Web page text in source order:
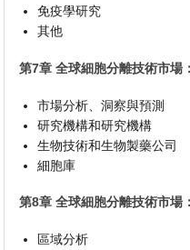
免疫學研究
其他
第7章 全球細胞分離技術市場
市場分析、洞察與預測
研究機構和研究機構
生物技術和生物製藥公司
細胞庫
第8章 全球細胞分離技術市場
區域分析